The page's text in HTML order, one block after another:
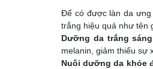
Để có được làn da ưng
trắng hiệu quả như tên
Dưỡng da trắng
melanin, giảm thiểu sự
Nuôi dưỡng da khỏe